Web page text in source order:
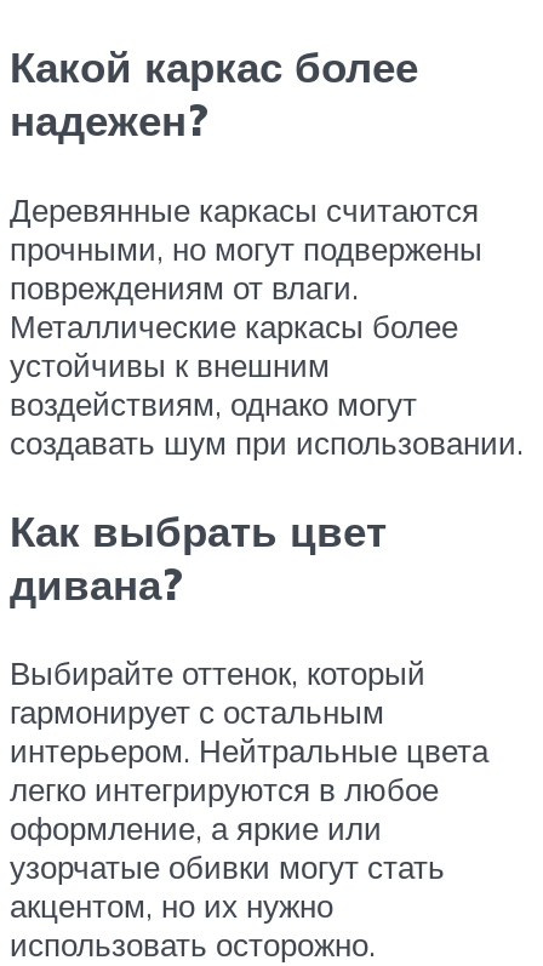
Какой каркас более
надежен?
Деревянные каркасы считаются
прочными, но могут подвержены
повреждениям от влаги.
Металлические каркасы более
устойчивы к внешним
воздействиям, однако могут
создавать шум при использовании.
Как выбрать цвет
дивана?
Выбирайте оттенок, который
гармонирует с остальным
интерьером. Нейтральные цвета
легко интегрируются в любое
оформление, а яркие или
узорчатые обивки могут стать
акцентом, но их нужно
использовать осторожно.